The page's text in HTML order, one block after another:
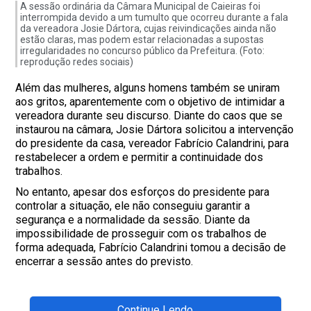
A sessão ordinária da Câmara Municipal de Caieiras foi
interrompida devido a um tumulto que ocorreu durante a fala
da vereadora Josie Dártora, cujas reivindicações ainda não
estão claras, mas podem estar relacionadas a supostas
irregularidades no concurso público da Prefeitura. (Foto:
reprodução redes sociais)
Além das mulheres, alguns homens também se uniram
aos gritos, aparentemente com o objetivo de intimidar a
vereadora durante seu discurso. Diante do caos que se
instaurou na câmara, Josie Dártora solicitou a intervenção
do presidente da casa, vereador Fabrício Calandrini, para
restabelecer a ordem e permitir a continuidade dos
trabalhos.
No entanto, apesar dos esforços do presidente para
controlar a situação, ele não conseguiu garantir a
segurança e a normalidade da sessão. Diante da
impossibilidade de prosseguir com os trabalhos de
forma adequada, Fabrício Calandrini tomou a decisão de
encerrar a sessão antes do previsto.